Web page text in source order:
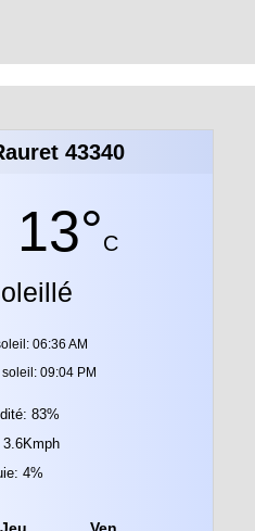
43340
13°C
06:36 AM
09:04 PM
83%
3.6Kmph
4%
Jeu Ven